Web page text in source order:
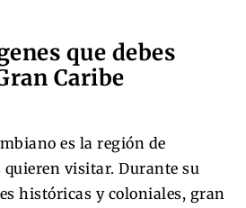
que debes
Caribe
es la región de
quieren visitar. Durante su
históricas y coloniales, gran